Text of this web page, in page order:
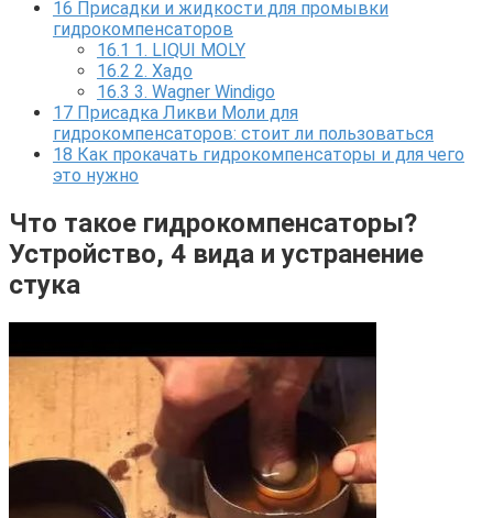
16 Присадки и жидкости для промывки
гидрокомпенсаторов
16.1 1. LIQUI MOLY
16.2 2. Хадо
16.3 3. Wagner Windigo
17 Присадка Ликви Моли для
гидрокомпенсаторов: стоит ли пользоваться
18 Как прокачать гидрокомпенсаторы и для чего
это нужно
Что такое гидрокомпенсаторы?
Устройство, 4 вида и устранение
стука